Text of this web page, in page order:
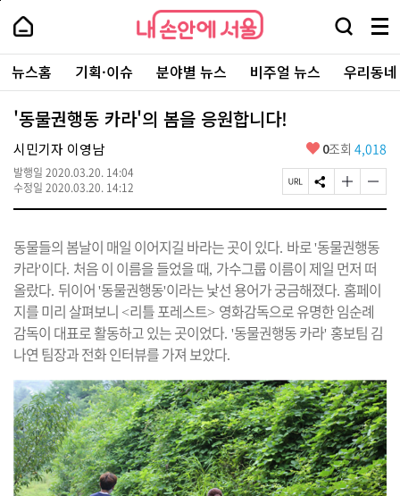
본
로
가
내
손
안
에
서
울
-
서
울
시
대
표
소
털
내
손
에
울
검
창
열
기
메
뉴
전
체
보
주
요
서
뉴스홈 기획·이슈 분야별 뉴스 비주얼 뉴스 우리동
'동물권행동 카라'의 봄을 응원합니다!
시민기자 이영남
발행일 2020.03.20. 14:04
수정일 2020.03.20. 14:12
좋
요
0조회 4,018
페
이
R
L
복
사
S
N
유
하
기
글
자
크
게
변
경
하
기
글
자
작
게
변
경
하
기
동물들의 봄날이 매일 이어지길 바라는 곳이 있다. 바로'동물권행동
카라'이다. 처음 이 이름을 들었을 때, 가수그룹 이름이 제일 먼저 떠
올랐다. 뒤이어 '동물권행동'이라는 낯선 용어가 궁금해졌다. 홈페이
지를 미리 살펴보니 <리틀 포레스트> 영화감독으로 유명한 임순례
감독이 대표로 활동하고 있는 곳이었다. '동물권행동 카라' 홍보팀 김
나연 팀장과 전화 인터뷰를 가져 보았다.
페
상
단
로